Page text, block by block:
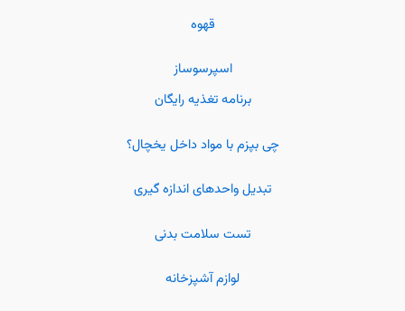
قهوه
اسپرسوساز
برنامه تغذیه رایگان
چی بپزم با مواد داخل یخچال؟
تبدیل واحدهای اندازه گیری
تست سلامت بدنی
لوازم آشپزخانه